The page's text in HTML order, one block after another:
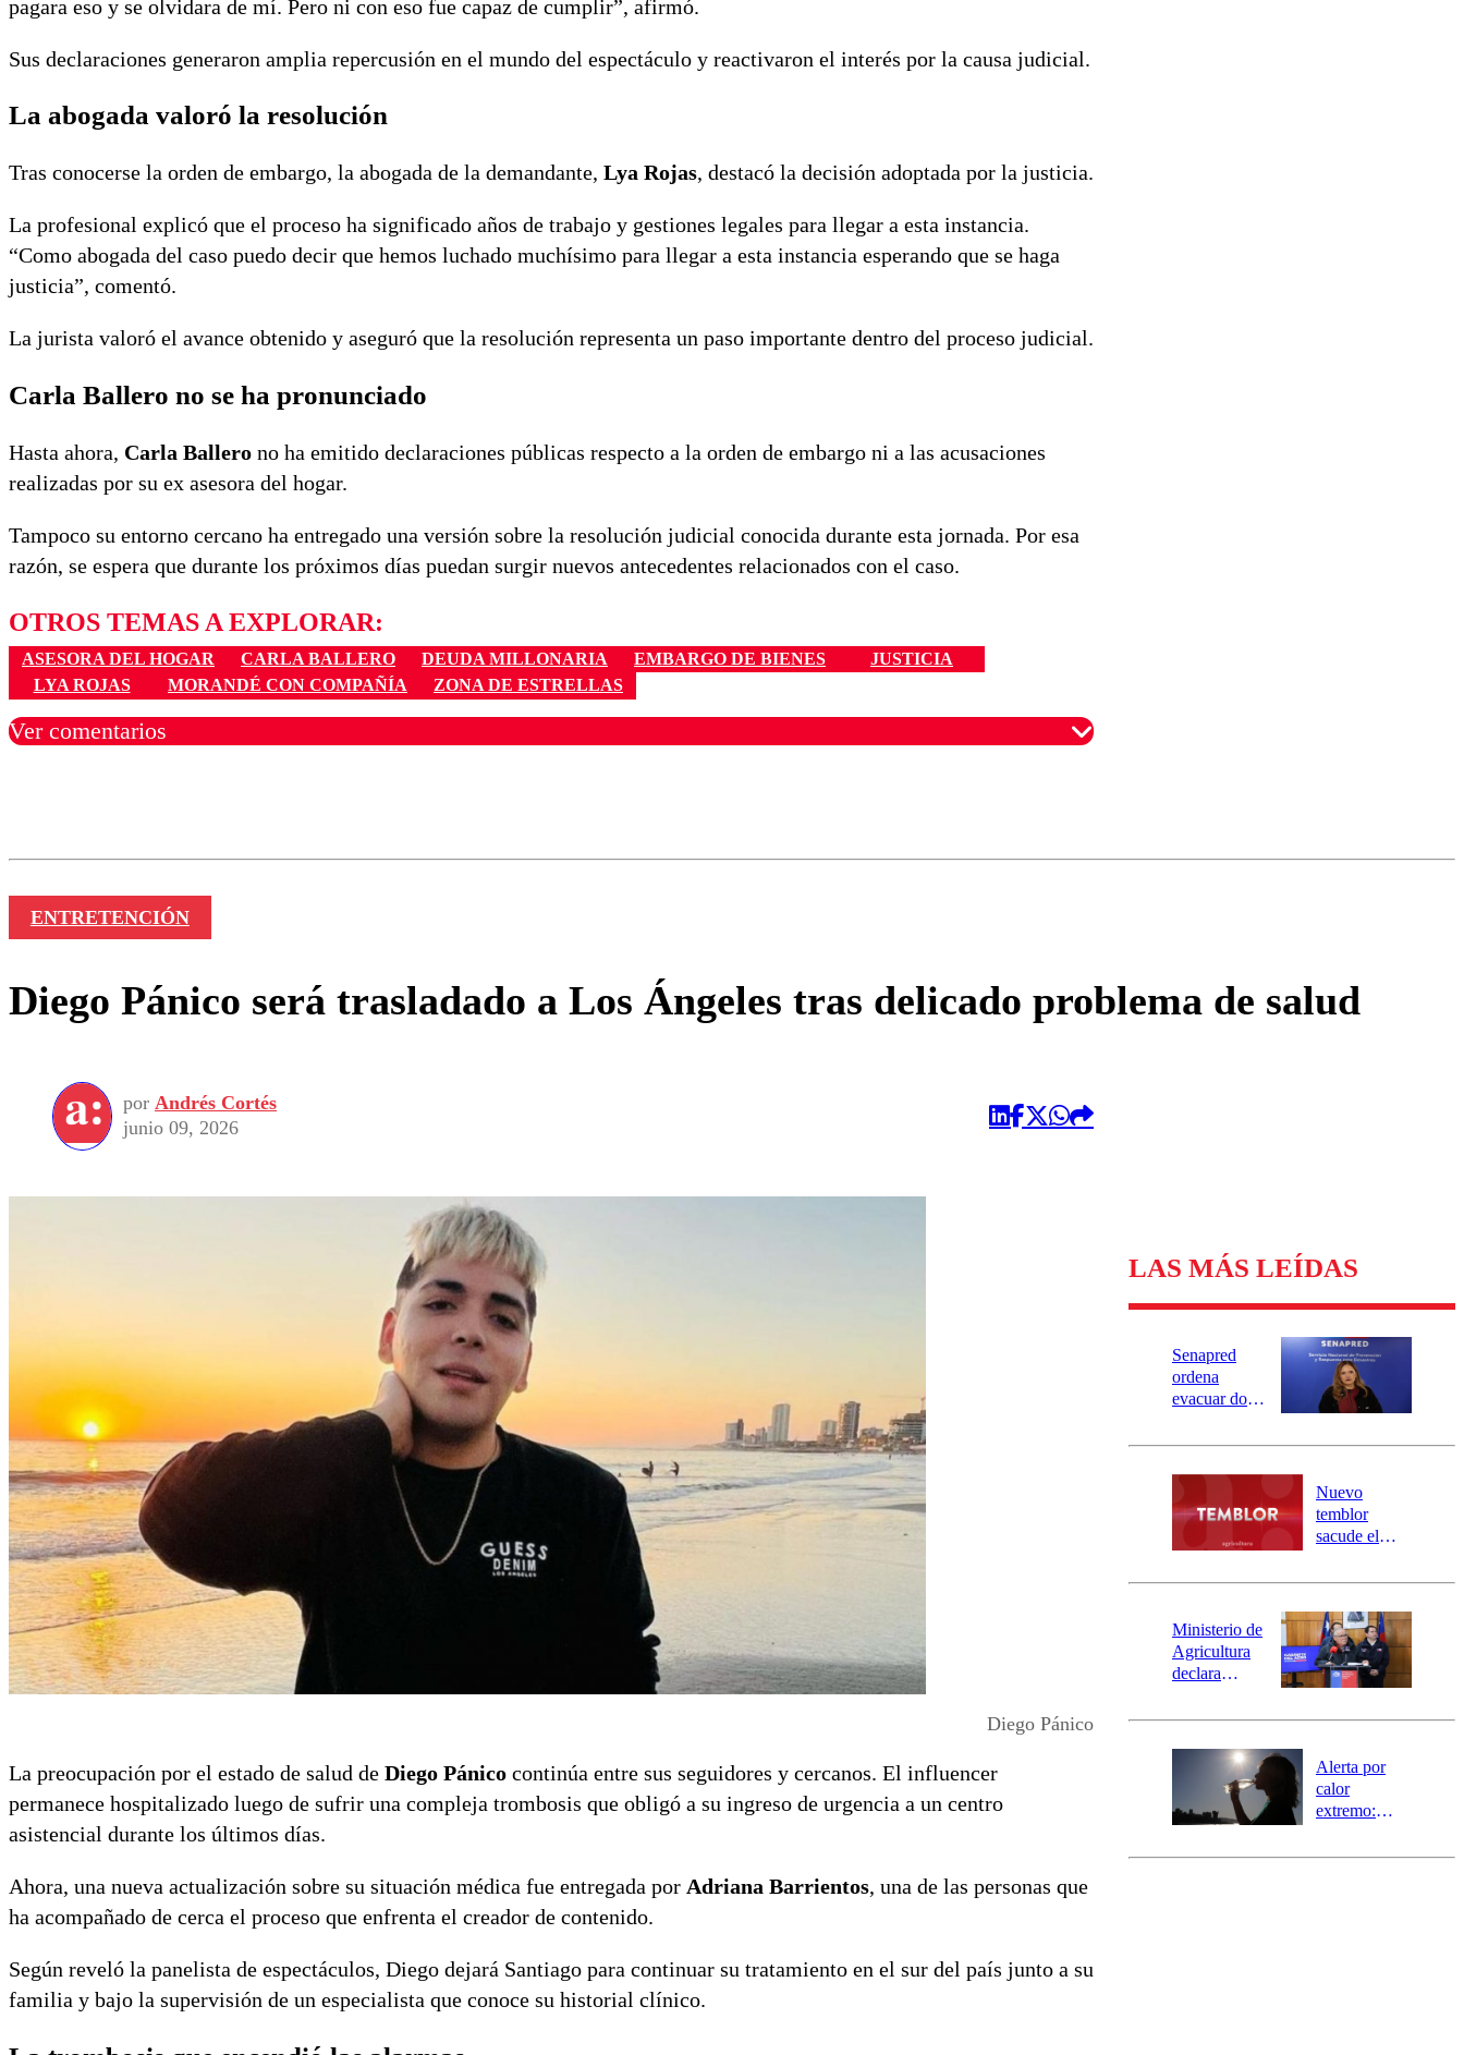
pagara eso y se olvidara de mí. Pero ni con eso fue capaz de cumplir”, afirmó.
Sus declaraciones generaron amplia repercusión en el mundo del espectáculo y reactivaron el interés por la causa judicial.
La abogada valoró la resolución
Tras conocerse la orden de embargo, la abogada de la demandante, Lya Rojas, destacó la decisión adoptada por la justicia.
La profesional explicó que el proceso ha significado años de trabajo y gestiones legales para llegar a esta instancia.
“Como abogada del caso puedo decir que hemos luchado muchísimo para llegar a esta instancia esperando que se haga
justicia”, comentó.
La jurista valoró el avance obtenido y aseguró que la resolución representa un paso importante dentro del proceso judicial.
Carla Ballero no se ha pronunciado
Hasta ahora, Carla Ballero no ha emitido declaraciones públicas respecto a la orden de embargo ni a las acusaciones
realizadas por su ex asesora del hogar.
Tampoco su entorno cercano ha entregado una versión sobre la resolución judicial conocida durante esta jornada. Por esa
razón, se espera que durante los próximos días puedan surgir nuevos antecedentes relacionados con el caso.
OTROS TEMAS A EXPLORAR:
ASESORA DEL HOGAR CARLA BALLERO DEUDA MILLONARIA EMBARGO DE BIENES
JUSTICIA
LYA ROJAS
MORANDÉ CON COMPAÑÍA ZONA DE ESTRELLAS
Ver comentarios
ENTRETENCIÓN
Diego Pánico será trasladado a Los Ángeles tras delicado problema de salud
por Andrés Cortés
junio 09, 2026
Diego Pánico
La preocupación por el estado de salud de Diego Pánico continúa entre sus seguidores y cercanos. El influencer
permanece hospitalizado luego de sufrir una compleja trombosis que obligó a su ingreso de urgencia a un centro
asistencial durante los últimos días.
Ahora, una nueva actualización sobre su situación médica fue entregada por Adriana Barrientos, una de las personas que
ha acompañado de cerca el proceso que enfrenta el creador de contenido.
Según reveló la panelista de espectáculos, Diego dejará Santiago para continuar su tratamiento en el sur del país junto a su
familia y bajo la supervisión de un especialista que conoce su historial clínico.
LAS MÁS LEÍDAS
Senapred
ordena
evacuar dos
Carahue por
activa
mensajería
SAE
Nuevo
temblor
sacude el
revisa la
epicentro
Ministerio de
Agricultura
declara
agrícola para
Alerta por
calor
extremo:
activa Alerta